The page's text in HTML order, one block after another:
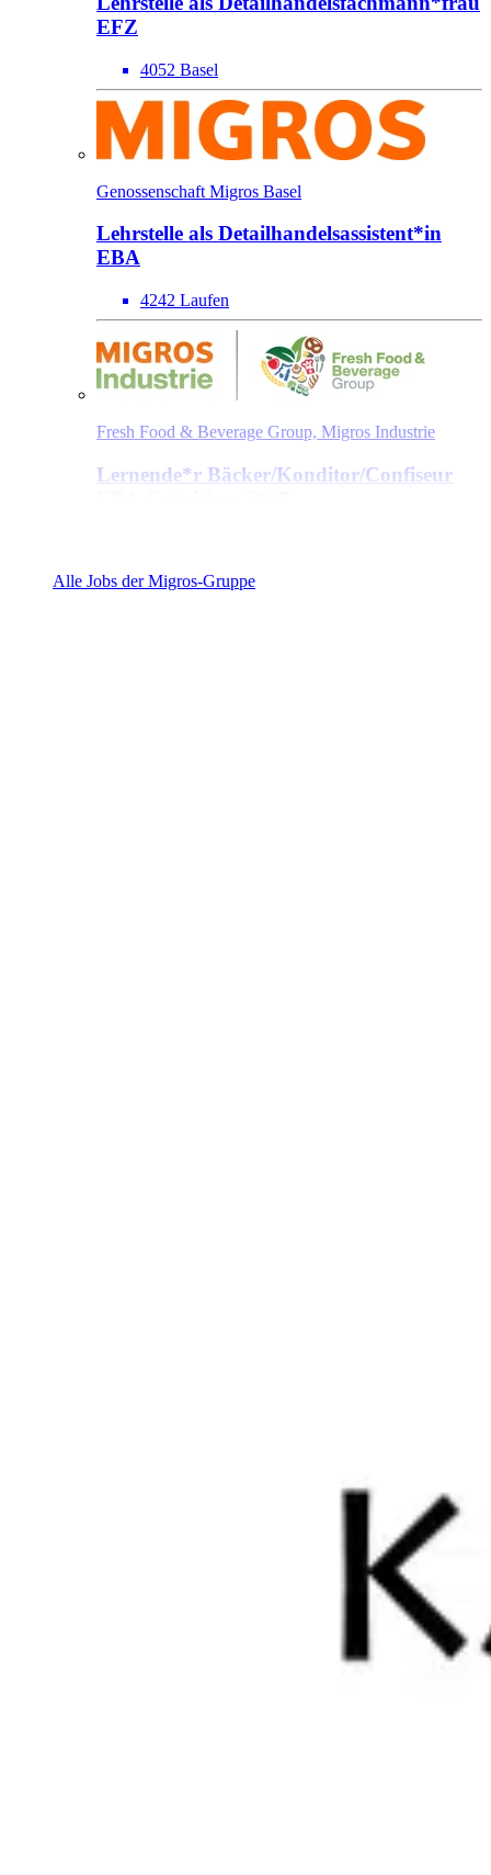
EFZ
4052 Basel
Genossenschaft Migros Basel
Lehrstelle als Detailhandels­assistent*​in
EBA
4242 Laufen
Fresh Food & Beverage Group, Migros Industrie
Lernende*​r Bäcker/​Konditor/​Confiseur
Alle Jobs der Migros-Gruppe